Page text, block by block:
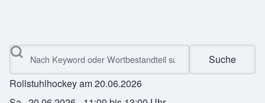
Suche
Rollstuhlhockey am 20.06.2026